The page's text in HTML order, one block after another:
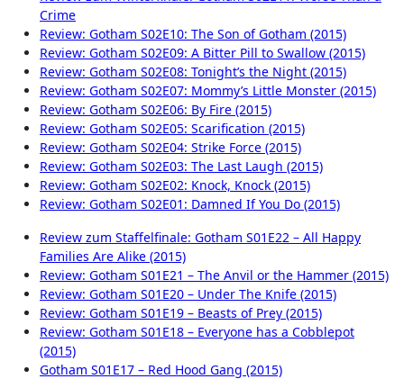
Crime
Review: Gotham S02E10: The Son of Gotham (2015)
Review: Gotham S02E09: A Bitter Pill to Swallow (2015)
Review: Gotham S02E08: Tonight’s the Night (2015)
Review: Gotham S02E07: Mommy’s Little Monster (2015)
Review: Gotham S02E06: By Fire (2015)
Review: Gotham S02E05: Scarification (2015)
Review: Gotham S02E04: Strike Force (2015)
Review: Gotham S02E03: The Last Laugh (2015)
Review: Gotham S02E02: Knock, Knock (2015)
Review: Gotham S02E01: Damned If You Do (2015)
Review zum Staffelfinale: Gotham S01E22 – All Happy
Families Are Alike (2015)
Review: Gotham S01E21 – The Anvil or the Hammer (2015)
Review: Gotham S01E20 – Under The Knife (2015)
Review: Gotham S01E19 – Beasts of Prey (2015)
Review: Gotham S01E18 – Everyone has a Cobblepot
(2015)
Gotham S01E17 – Red Hood Gang (2015)